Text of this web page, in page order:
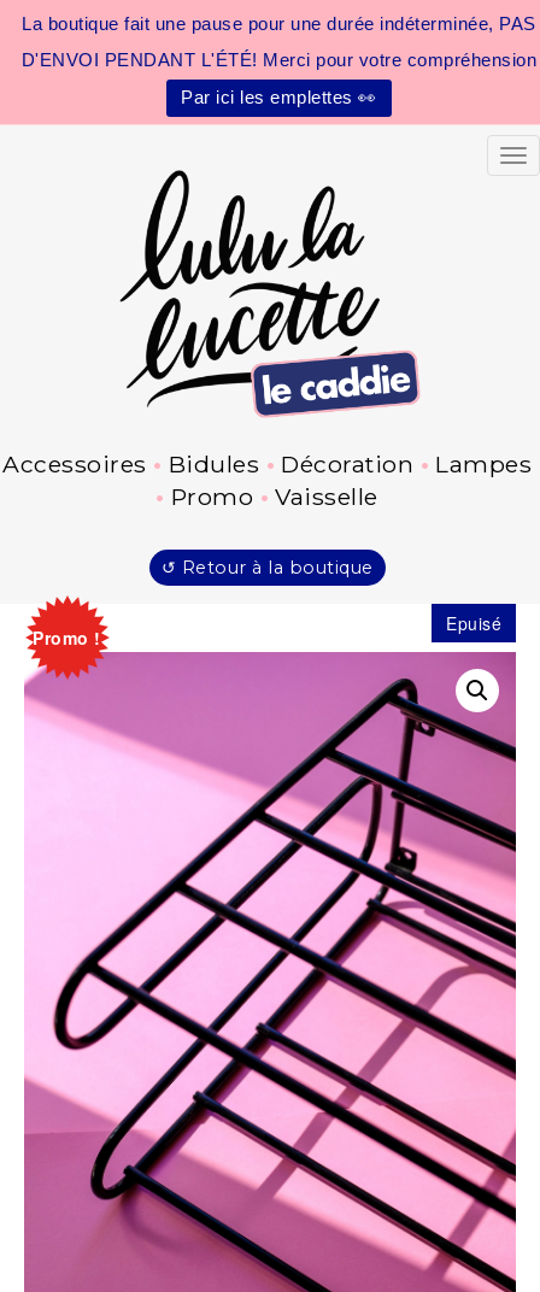
La boutique fait une pause pour une durée indéterminée, PAS
D'ENVOI PENDANT L'ÉTÉ! Merci pour votre compréhension
Par ici les emplettes 👀
Accessoires Bidules Décoration
Lampes
Promo
Vaisselle
↺ Retour à la boutique
Promo !
Epuisé